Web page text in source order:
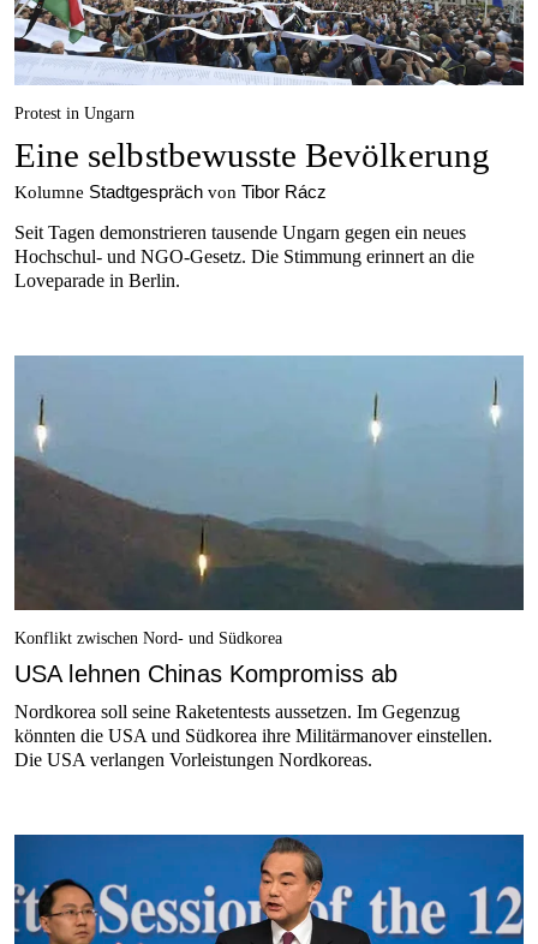
Protest in Ungarn
Eine selbstbewusste Bevölkerung
Kolumne Stadtgespräch von Tibor Rácz
Seit Tagen demonstrieren tausende Ungarn gegen ein neues
Hochschul- und NGO-Gesetz. Die Stimmung erinnert an die
Loveparade in Berlin.
Konflikt zwischen Nord- und Südkorea
USA lehnen Chinas Kompromiss ab
Nordkorea soll seine Raketentests aussetzen. Im Gegenzug
könnten die USA und Südkorea ihre Militärmanover einstellen.
Die USA verlangen Vorleistungen Nordkoreas.